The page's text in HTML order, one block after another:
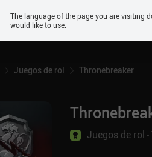
Android
Juegos de rol Thronebreaker
Juegos de rol
The language of the page you are visiting
would like to use.